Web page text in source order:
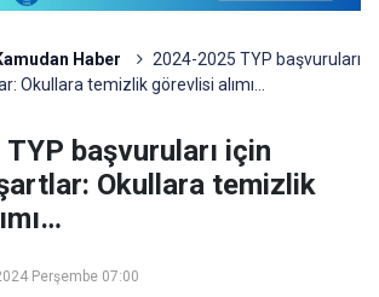
Haber
2024-2025 TYP başvuruları
Okullara temizlik görevlisi alımı…
başvuruları için
Okullara temizlik
Perşembe 07:00